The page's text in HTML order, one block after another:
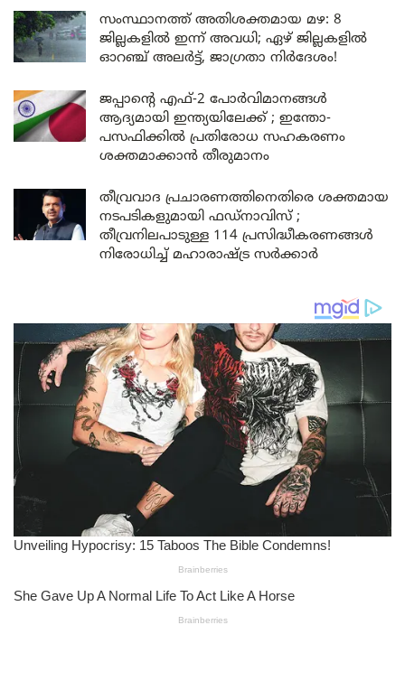
സംസ്ഥാനത്ത് അതിശക്തമായ മഴ: 8
ജില്ലകളിൽ ഇന്ന് അവധി; ഏഴ് ജില്ലകളിൽ
ഓറഞ്ച് അലർട്ട്, ജാഗ്രതാ നിർദേശം!
ജപ്പാന്റെ എഫ്-2 പോർവിമാനങ്ങൾ
ആദ്യമായി ഇന്ത്യയിലേക്ക് ; ഇന്തോ-
പസഫിക്കിൽ പ്രതിരോധ സഹകരണം
ശക്തമാക്കാൻ തീരുമാനം
തീവ്രവാദ പ്രചാരണത്തിനെതിരെ ശക്തമായ
നടപടികളുമായി ഫഡ്നാവിസ് ;
തീവ്രനിലപാടുള്ള 114 പ്രസിദ്ധീകരണങ്ങൾ
നിരോധിച്ച് മഹാരാഷ്ട്ര സർക്കാർ